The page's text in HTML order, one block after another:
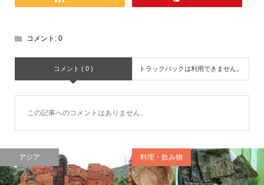
コメント: 0
コメント ( 0 ) トラックバックは利用できません。
この記事へのコメントはありません。
アジア 料理・飲み物